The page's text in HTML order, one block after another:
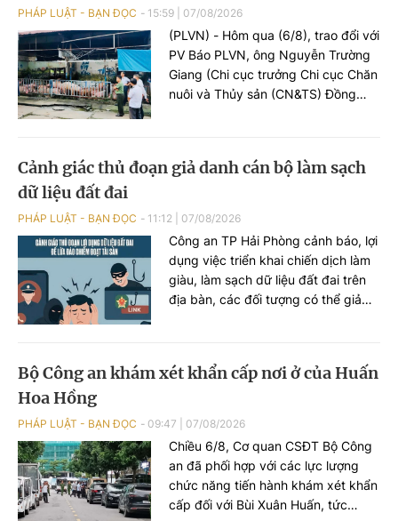
bạc”.
PHÁP LUẬT - BẠN ĐỌC 15:59 07/08/2026
(PLVN) - Hôm qua (6/8), trao đổi với
PV Báo PLVN, ông Nguyễn Trường
Giang (Chi cục trưởng Chi cục Chăn
nuôi và Thủy sản (CN&TS) Đồng
(thuộc nhóm Beta-agonist, chất tạo
nuôi) tại nhiều cơ sở chăn nuôi, thu
Cảnh giác thủ đoạn giả danh cán bộ làm sạch
dữ liệu đất đai
PHÁP LUẬT - BẠN ĐỌC 11:12 07/08/2026
Công an TP Hải Phòng cảnh báo, lợi
dụng việc triển khai chiến dịch làm
giàu, làm sạch dữ liệu đất đai trên
địa bàn, các đối tượng có thể giả
đoạt tài sản của người dân.
Bộ Công an khám xét khẩn cấp nơi ở của Huấn
Hoa Hồng
PHÁP LUẬT - BẠN ĐỌC 09:47 07/08/2026
Chiều 6/8, Cơ quan CSĐT Bộ Công
an đã phối hợp với các lực lượng
chức năng tiến hành khám xét khẩn
cấp đối với Bùi Xuân Huấn, tức